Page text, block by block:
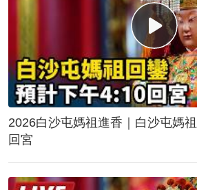
2026白沙屯媽祖進香｜白沙屯媽祖回鑾 預計
回宮